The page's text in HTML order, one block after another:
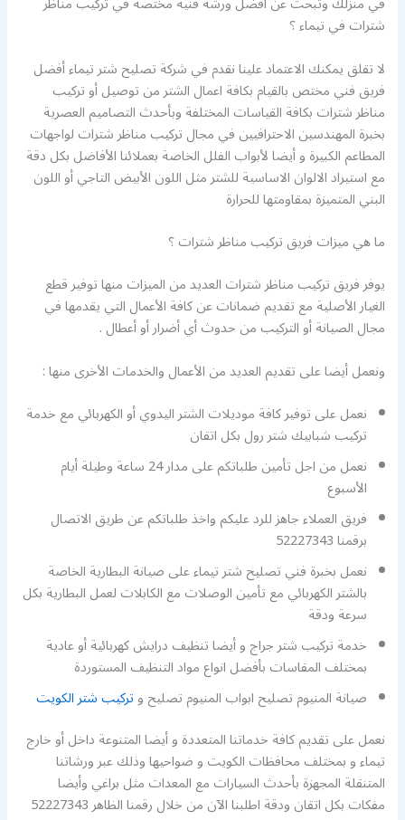
شترات في تيماء ؟
لا تقلق يمكنك الاعتماد علينا نقدم في شركة تصليح شتر تيماء أفضل
فريق فني مختص بالقيام بكافة اعمال الشتر من توصيل أو تركيب
مناظر شترات بكافة القياسات المختلفة وبأحدث التصاميم العصرية
بخبرة المهندسين الاحترافيين في مجال تركيب مناظر شترات لواجهات
المطاعم الكبيرة و أيضا لأبواب الفلل الخاصة بعملائنا الأفاضل بكل دقة
مع استيراد الالوان الاساسية للشتر مثل اللون الأبيض التاجي أو اللون
البني المتميزة بمقاومتها للحرارة
ما هي ميزات فريق تركيب مناظر شترات ؟
يوفر فريق تركيب مناظر شترات العديد من الميزات منها توفير قطع
الغيار الأصلية مع تقديم ضمانات عن كافة الأعمال التي يقدمها في
مجال الصيانة أو التركيب من حدوث أي أضرار أو أعطال .
ونعمل أيضا على تقديم العديد من الأعمال والخدمات الأخرى منها :
نعمل على توفير كافة موديلات الشتر اليدوي أو الكهربائي مع خدمة
تركيب شبابيك شتر رول بكل اتقان
نعمل من اجل تأمين طلباتكم على مدار 24 ساعة وطيلة أيام
الأسبوع
فريق العملاء جاهز للرد عليكم واخذ طلباتكم عن طريق الاتصال
برقمنا 52227343
نعمل بخبرة فني تصليح شتر تيماء على صيانة البطارية الخاصة
بالشتر الكهربائي مع تأمين الوصلات مع الكابلات لعمل البطارية بكل
سرعة ودقة
خدمة تركيب شتر جراج و أيضا تنظيف درايش كهربائية أو عادية
بمختلف المقاسات بأفضل انواع مواد التنظيف المستوردة
صيانة المنيوم تصليح ابواب المنيوم تصليح وتركيب شتر الكويت
نعمل على تقديم كافة خدماتنا المتعددة و أيضا المتنوعة داخل أو خارج
تيماء و بمختلف محافظات الكويت و ضواحيها وذلك عبر ورشاتنا
المتنقلة المجهزة بأحدث السيارات مع المعدات مثل براغي وأيضا
مفكات بكل اتقان ودقة اطلبنا الآن من خلال رقمنا الظاهر 52227343